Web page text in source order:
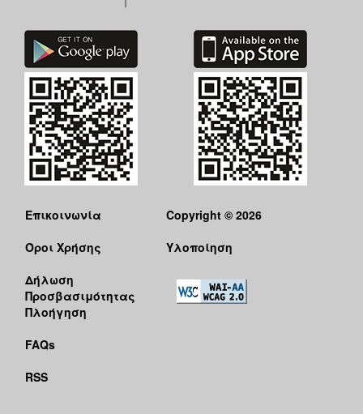
Επικοινωνία
Όροι Χρήσης
Δήλωση
Προσβασιμότητας
Πλοήγηση
FAQs
RSS
Copyright © 2026
Υλοποίηση